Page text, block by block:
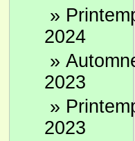
»
2024
»
2023
»
2023